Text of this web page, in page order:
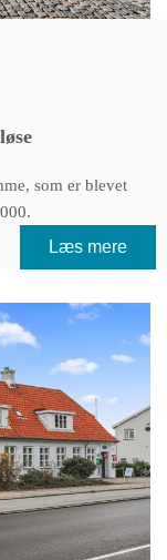
som er blevet
Læs mere